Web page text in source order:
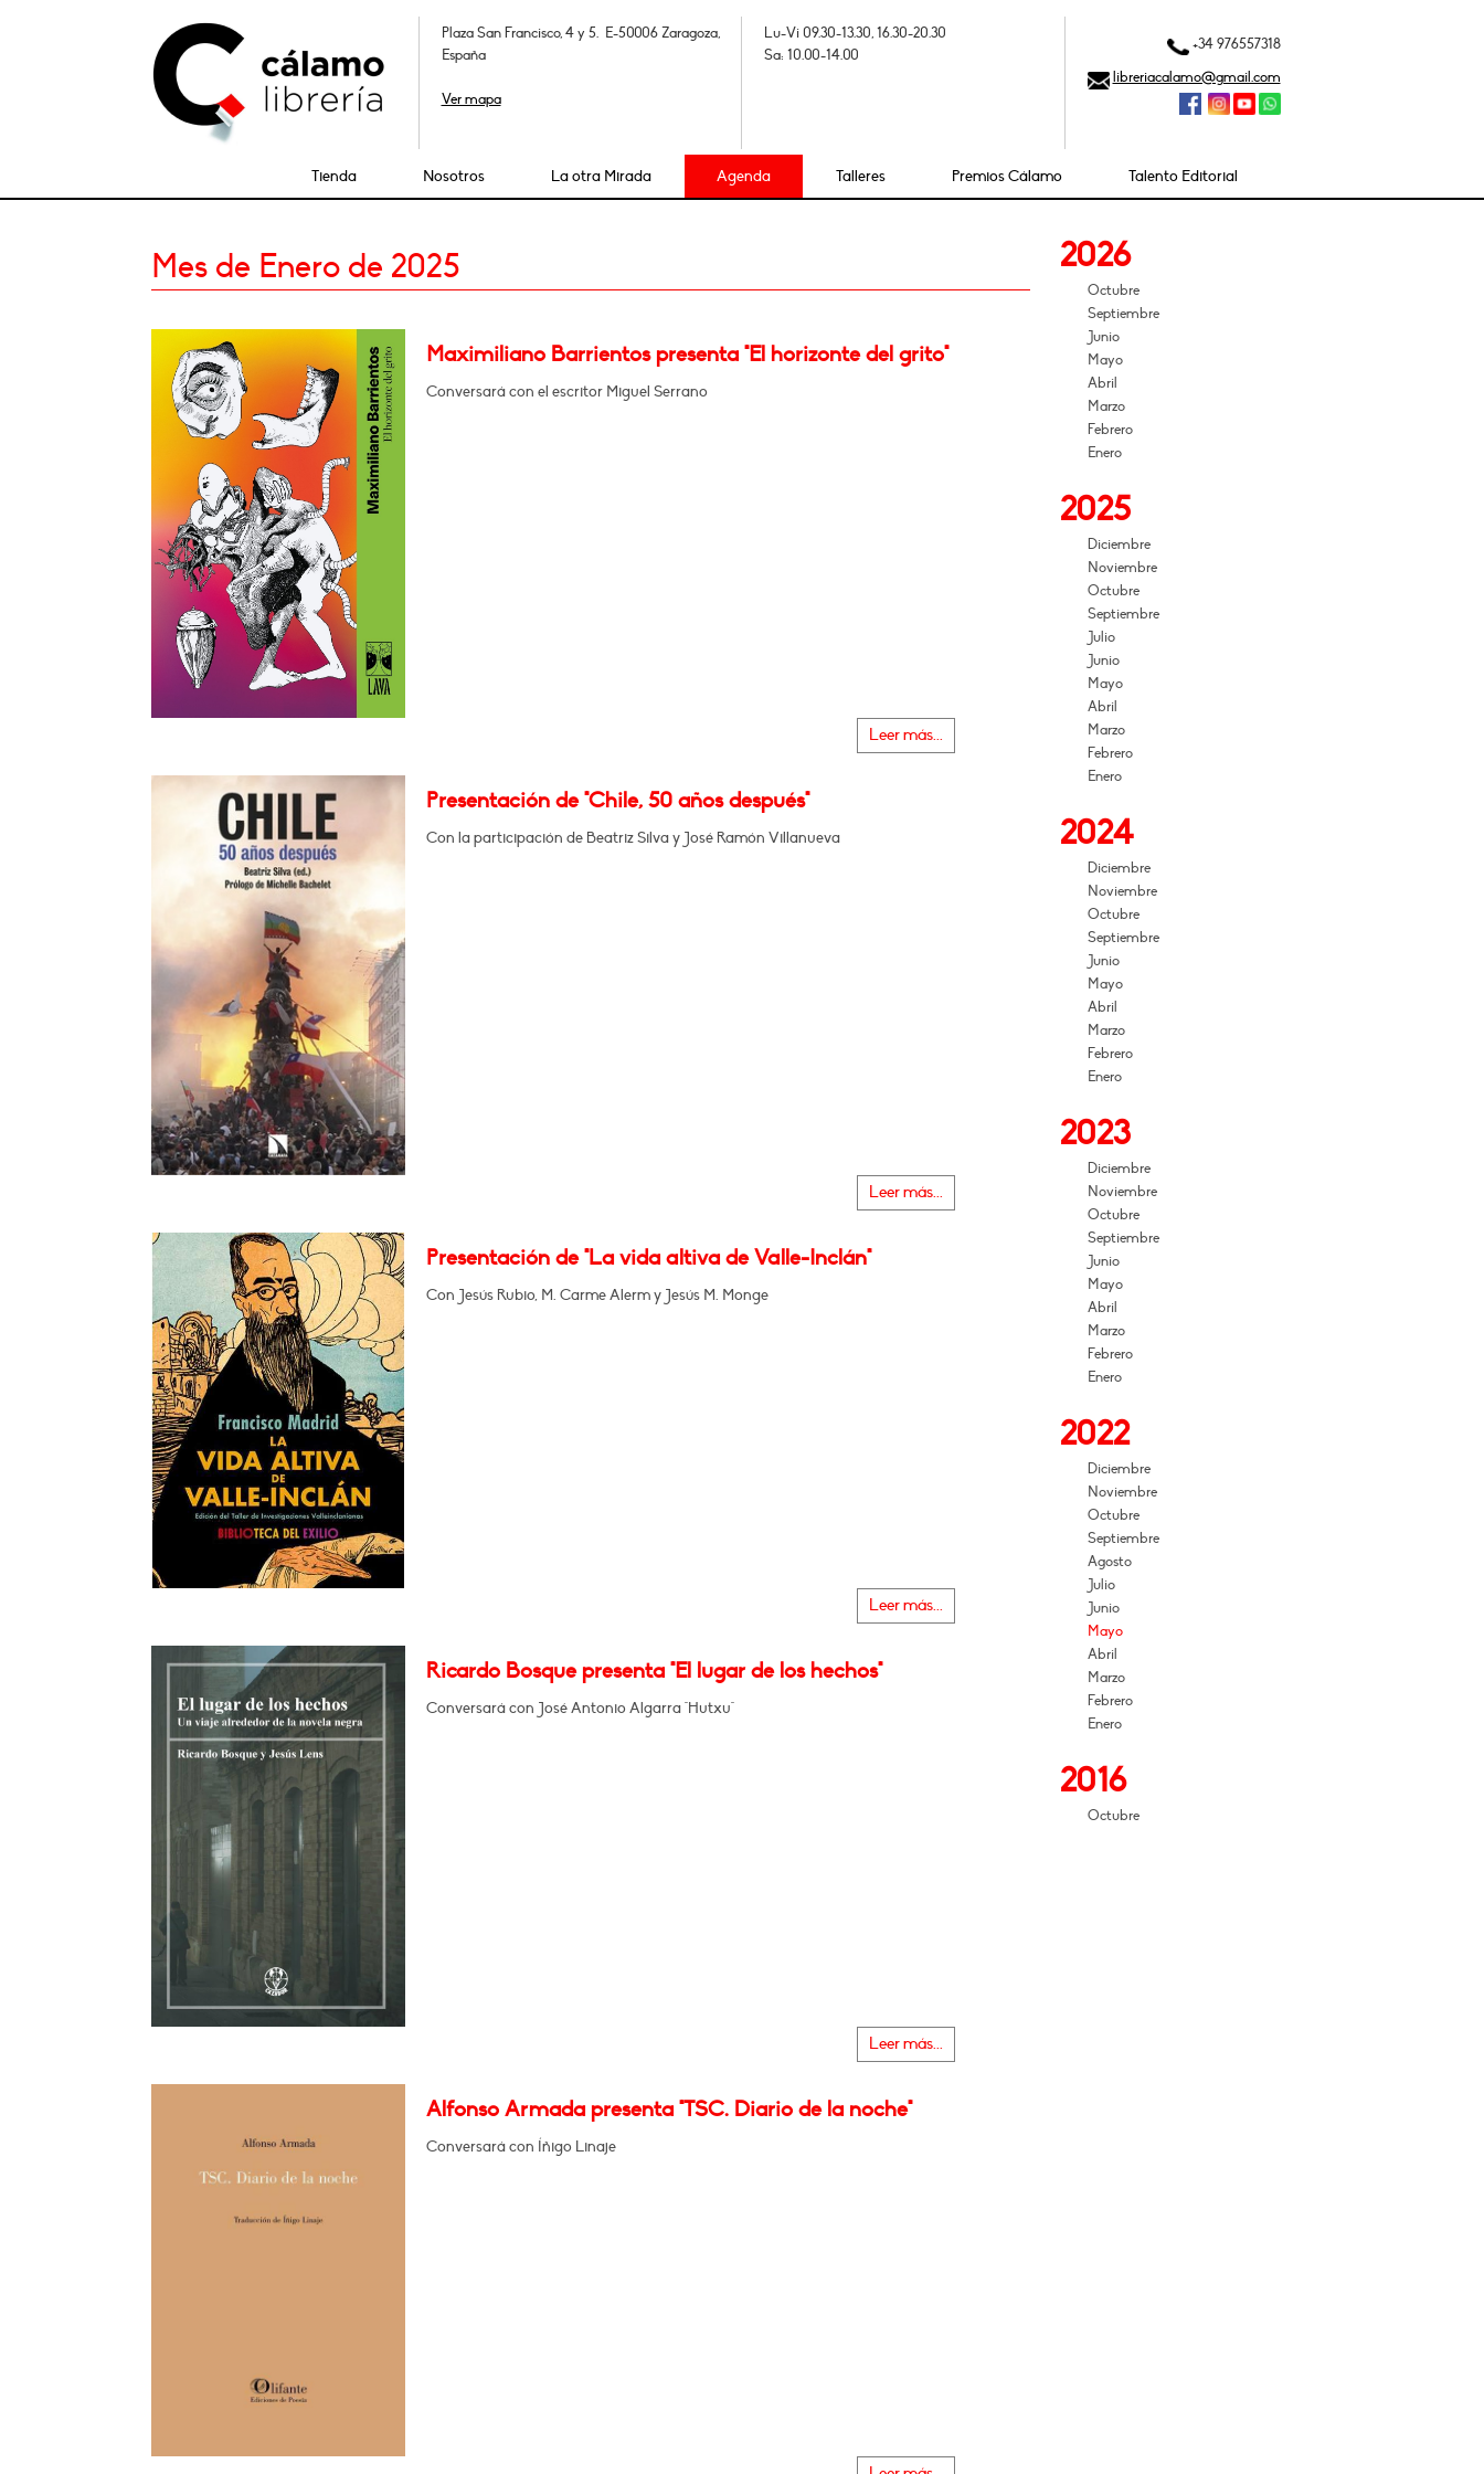
Plaza San Francisco, 4 y 5. E-50006 Zaragoza,
España
Ver mapa
Lu-Vi 09.30-13.30, 16.30-20.30
Sa: 10.00-14.00
+34 976557318
libreriacalamo@gmail.com
Tienda Nosotros La otra Mirada Agenda Talleres Premios Cálamo Talento Editorial
Mes de Enero de 2025
Maximiliano Barrientos presenta "El horizonte del grito"
Conversará con el escritor Miguel Serrano
Leer más...
Presentación de "Chile, 50 años después"
Con la participación de Beatriz Silva y José Ramón Villanueva
Leer más...
Presentación de "La vida altiva de Valle-Inclán"
Con Jesús Rubio, M. Carme Alerm y Jesús M. Monge
Leer más...
Ricardo Bosque presenta "El lugar de los hechos"
Conversará con José Antonio Algarra "Hutxu"
Leer más...
Alfonso Armada presenta "TSC. Diario de la noche"
Conversará con Íñigo Linaje
2026
Octubre
Septiembre
Junio
Mayo
Abril
Marzo
Febrero
Enero
2025
Diciembre
Noviembre
Octubre
Septiembre
Julio
Junio
Mayo
Abril
Marzo
Febrero
Enero
2024
Diciembre
Noviembre
Octubre
Septiembre
Junio
Mayo
Abril
Marzo
Febrero
Enero
2023
Diciembre
Noviembre
Octubre
Septiembre
Junio
Mayo
Abril
Marzo
Febrero
Enero
2022
Diciembre
Noviembre
Octubre
Septiembre
Agosto
Julio
Junio
Mayo
Abril
Marzo
Febrero
Enero
2016
Octubre